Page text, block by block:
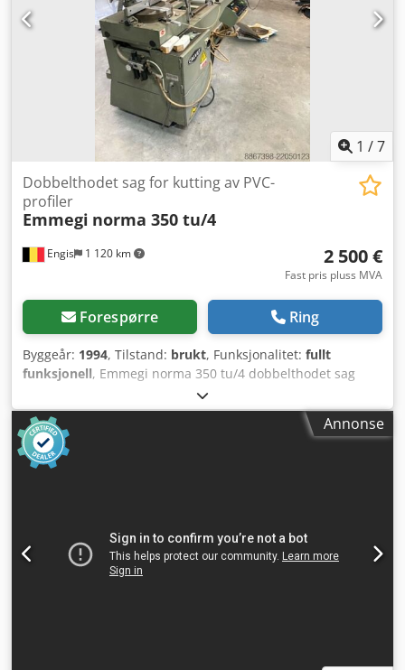
1 /7
Engis 1 120 km
Dobbelthodet sag for kutting av PVC-
profiler
Emmegi norma 350 tu/4
2 500 €
Fast pris pluss MVA
Forespørre Ring
Byggeår: 1994, Tilstand: brukt, Funksjonalitet: fullt
funksjonell, Emmegi norma 350 tu/4 dobbelthodet sag
med avsugssystem og reserveblader for kutting av PVC-
profiler. 2.500 € ekskl. mva. Ingen levering, må hentes på
verkstedet. Dwsdpfxoza Smnj Aavoa
Annonse